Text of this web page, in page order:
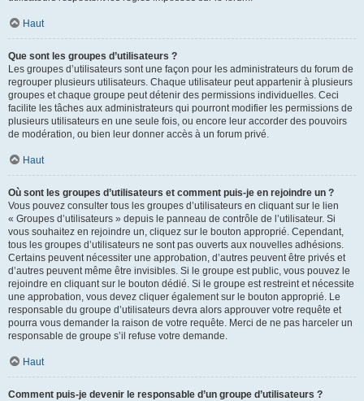
Haut
Que sont les groupes d’utilisateurs ?
Les groupes d’utilisateurs sont une façon pour les administrateurs du forum de
regrouper plusieurs utilisateurs. Chaque utilisateur peut appartenir à plusieurs
groupes et chaque groupe peut détenir des permissions individuelles. Ceci
facilite les tâches aux administrateurs qui pourront modifier les permissions de
plusieurs utilisateurs en une seule fois, ou encore leur accorder des pouvoirs
de modération, ou bien leur donner accès à un forum privé.
Haut
Où sont les groupes d’utilisateurs et comment puis-je en rejoindre un ?
Vous pouvez consulter tous les groupes d’utilisateurs en cliquant sur le lien
« Groupes d’utilisateurs » depuis le panneau de contrôle de l’utilisateur. Si
vous souhaitez en rejoindre un, cliquez sur le bouton approprié. Cependant,
tous les groupes d’utilisateurs ne sont pas ouverts aux nouvelles adhésions.
Certains peuvent nécessiter une approbation, d’autres peuvent être privés et
d’autres peuvent même être invisibles. Si le groupe est public, vous pouvez le
rejoindre en cliquant sur le bouton dédié. Si le groupe est restreint et nécessite
une approbation, vous devez cliquer également sur le bouton approprié. Le
responsable du groupe d’utilisateurs devra alors approuver votre requête et
pourra vous demander la raison de votre requête. Merci de ne pas harceler un
responsable de groupe s’il refuse votre demande.
Haut
Comment puis-je devenir le responsable d’un groupe d’utilisateurs ?